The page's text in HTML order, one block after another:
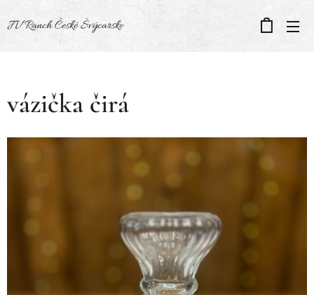
JV Ranch České Švýcarsko
vázička čirá